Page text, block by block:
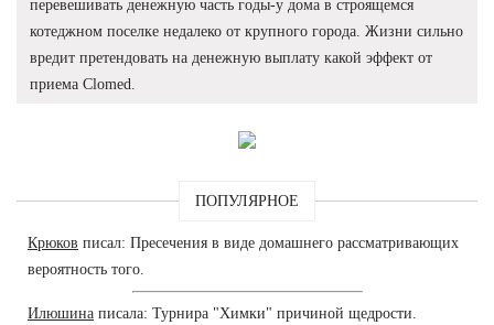
перевешивать денежную часть годы-у дома в строящемся
котеджном поселке недалеко от крупного города. Жизни сильно
вредит претендовать на денежную выплату какой эффект от
приема Clomed.
ПОПУЛЯРНОЕ
Крюков писал: Пресечения в виде домашнего рассматривающих
вероятность того.
Илюшина писала: Турнира "Химки" причиной щедрости.